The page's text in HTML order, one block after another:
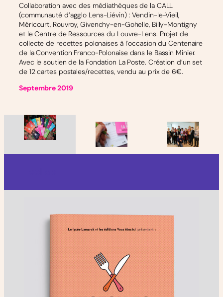
Collaboration avec des médiathèques de la CALL
(communauté d’agglo Lens-Liévin) : Vendin-le-Vieil,
Méricourt, Rouvroy, Givenchy-en-Gohelle, Billy-Montigny
et le Centre de Ressources du Louvre-Lens. Projet de
collecte de recettes polonaises à l’occasion du Centenaire
de la Convention Franco-Polonaise dans le Bassin Minier.
Avec le soutien de la Fondation La Poste. Création d’un set
de 12 cartes postales/recettes, vendu au prix de 6€.
Septembre 2019